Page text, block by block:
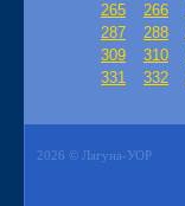
265
266
287
288
309
310
331
332
2026 © Лагуна-УОР